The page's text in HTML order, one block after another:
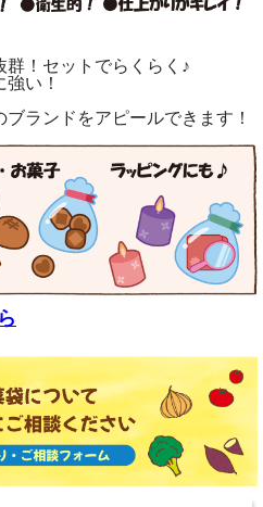
！セットでらくらく♪
い！
ランドをアピールできます！